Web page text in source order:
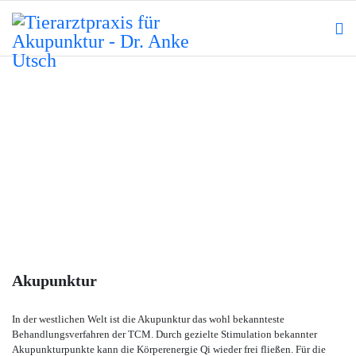
Akupunktur
In der westlichen Welt ist die Akupunktur das wohl bekannteste
Behandlungsverfahren der TCM. Durch gezielte Stimulation bekannter
Akupunkturpunkte kann die Körperenergie Qi wieder frei fließen. Für die